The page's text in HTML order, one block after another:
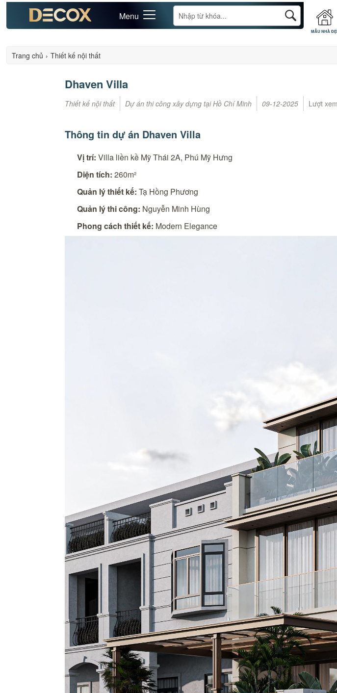
Menu
MẪU NHÀ
Trang chủ › Thiết kế nội thất
Dhaven Villa
Thiết kế nội thất Dự án thi công xây dựng tại Hồ Chí Minh 09-12-2025 Lượt
Thông tin dự án Dhaven Villa
Vị trí: Villa liền kề Mỹ Thái 2A, Phú Mỹ Hưng
Diện tích: 260m²
Quản lý thiết kế: Tạ Hồng Phương
Quản lý thi công: Nguyễn Minh Hùng
Phong cách thiết kế: Modern Elegance